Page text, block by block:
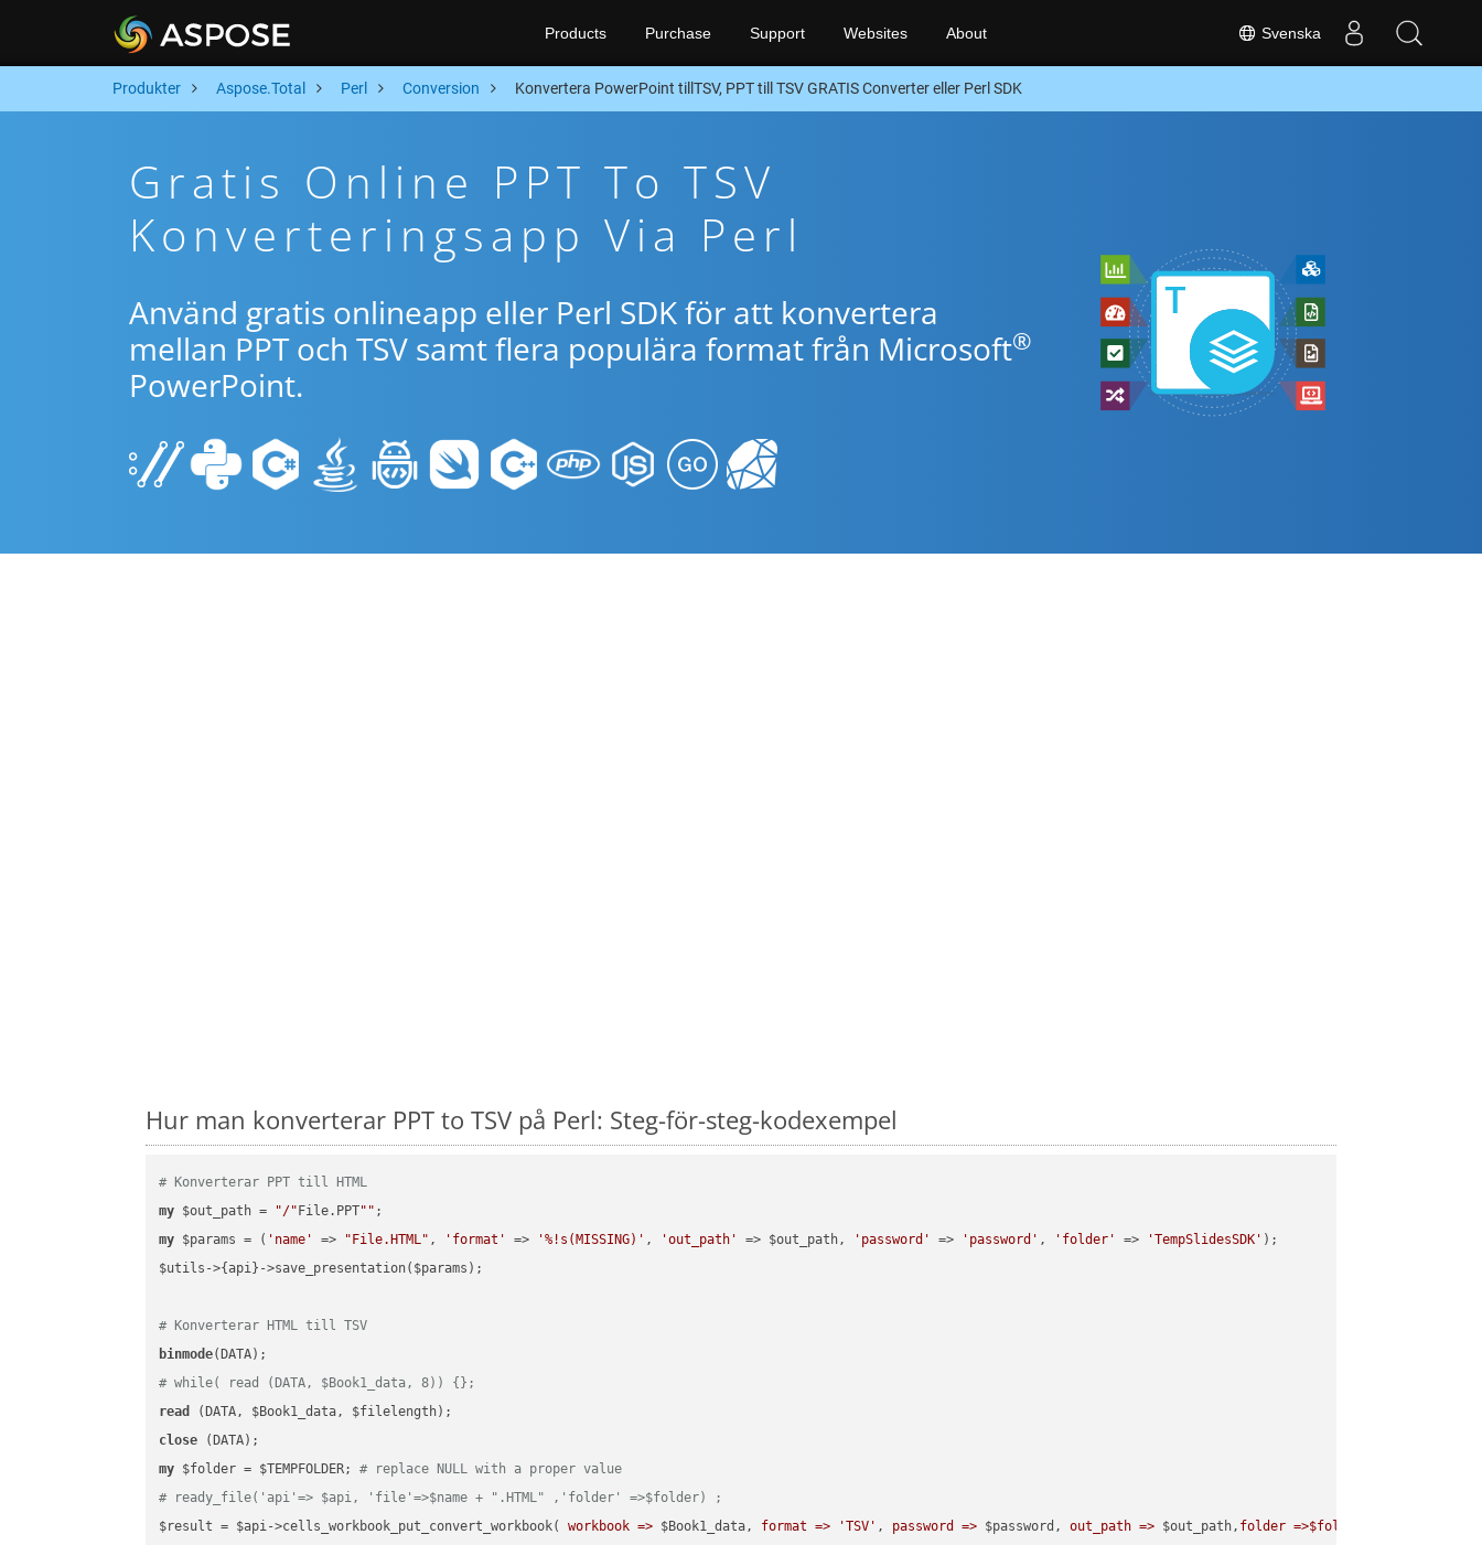
Svenska
Products Purchase Support Websites About
Produkter Aspose.Total Perl Conversion Konvertera PowerPoint tillTSV, PPT till TSV GRATIS Converter eller Perl SDK
Gratis Online PPT To TSV
Konverteringsapp Via Perl
Använd gratis onlineapp eller Perl SDK för att konvertera
mellan PPT och TSV samt flera populära format från Microsoft®
PowerPoint.
Hur man konverterar PPT to TSV på Perl: Steg-för-steg-kodexempel
# Konverterar PPT till HTML
my $out_path = "/" File.PPT""
my $params = ( 'name' => "File.HTML" , 'format' => '%!s(MISSING)' , 'out_path' => $out_path, 'password' => 'password' , 'folder' => 'TempSlidesSDK' );
$utils->{api}->save_presentation($params);
# Konverterar HTML till TSV
binmode
# while( read (DATA, $Book1_data, 8)) {};
read
close
my $folder = $TEMPFOLDER; # replace NULL with a proper value
# ready_file('api'=> $api, 'file'=>$name + ".HTML" ,'folder' =>$folder) ;
$result = $api->cells_workbook_put_convert_workbook( workbook => $Book1_data, format => 'TSV' , password => $password, out_path => $out_path, folder =>$folder